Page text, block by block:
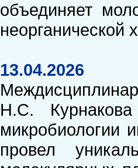
объединяет
неорганической
13.04.2026
Н.С.
микробиологии
провел